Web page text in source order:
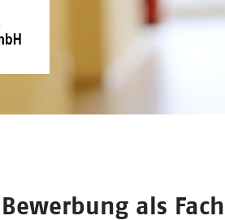
Bewerbung als